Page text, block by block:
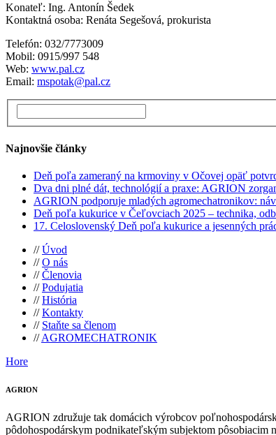
Konateľ: Ing. Antonín Šedek
Kontaktná osoba: Renáta Segešová, prokurista
Telefón: 032/7773009
Mobil: 0915/997 548
Web: www.pal.cz
Email: mspotak@pal.cz
Najnovšie články
Deň poľa zameraný na krmoviny v Očovej opäť
Dva dni plné dát, technológií a praxe: AGRION
AGRION podporuje mladých agromechatronikov:
Deň poľa kukurice v Čeľovciach 2025 – technika,
17. Celoslovenský Deň poľa kukurice a jesenných
//Úvod
//O nás
//Členovia
//Podujatia
//História
//Kontakty
// Staňte sa členom
//AGROMECHATRONIK
Hore
AGRION
AGRION združuje tak domácich výrobcov
pôdohospodárskym podnikateľským subjektom pôsobiacim